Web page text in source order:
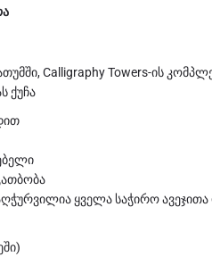
Calligraphy Towers-ის
ქუჩა
ყველა საჭირო